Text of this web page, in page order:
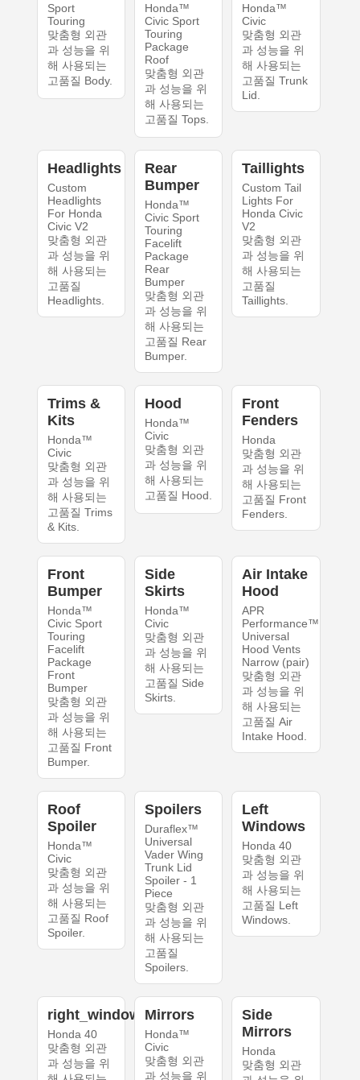
Sport
Touring
맞춤형 외관
과 성능을 위
해 사용되는
고품질 Body.
Honda™
Civic Sport
Touring
Package
Roof
맞춤형 외관
과 성능을 위
해 사용되는
고품질 Tops.
Honda™
Civic
맞춤형 외관
과 성능을 위
해 사용되는
고품질 Trunk
Lid.
Headlights
Custom
Headlights
For Honda
Civic V2
맞춤형 외관
과 성능을 위
해 사용되는
고품질
Headlights.
Rear
Bumper
Honda™
Civic Sport
Touring
Facelift
Package
Rear
Bumper
맞춤형 외관
과 성능을 위
해 사용되는
고품질 Rear
Bumper.
Taillights
Custom Tail
Lights For
Honda Civic
V2
맞춤형 외관
과 성능을 위
해 사용되는
고품질
Taillights.
Trims &
Kits
Honda™
Civic
맞춤형 외관
과 성능을 위
해 사용되는
고품질 Trims
& Kits.
Hood
Honda™
Civic
맞춤형 외관
과 성능을 위
해 사용되는
고품질 Hood.
Front
Fenders
Honda
맞춤형 외관
과 성능을 위
해 사용되는
고품질 Front
Fenders.
Front
Bumper
Honda™
Civic Sport
Touring
Facelift
Package
Front
Bumper
맞춤형 외관
과 성능을 위
해 사용되는
고품질 Front
Bumper.
Side
Skirts
Honda™
Civic
맞춤형 외관
과 성능을 위
해 사용되는
고품질 Side
Skirts.
Air Intake
Hood
APR
Performance™
Universal
Hood Vents
Narrow (pair)
맞춤형 외관
과 성능을 위
해 사용되는
고품질 Air
Intake Hood.
Roof
Spoiler
Honda™
Civic
맞춤형 외관
과 성능을 위
해 사용되는
고품질 Roof
Spoiler.
Spoilers
Duraflex™
Universal
Vader Wing
Trunk Lid
Spoiler - 1
Piece
맞춤형 외관
과 성능을 위
해 사용되는
고품질
Spoilers.
Left
Windows
Honda 40
맞춤형 외관
과 성능을 위
해 사용되는
고품질 Left
Windows.
right_windows
Honda 40
맞춤형 외관
과 성능을 위
Mirrors
Honda™
Civic
맞춤형 외관
과 성능을 위
Side
Mirrors
Honda
맞춤형 외관